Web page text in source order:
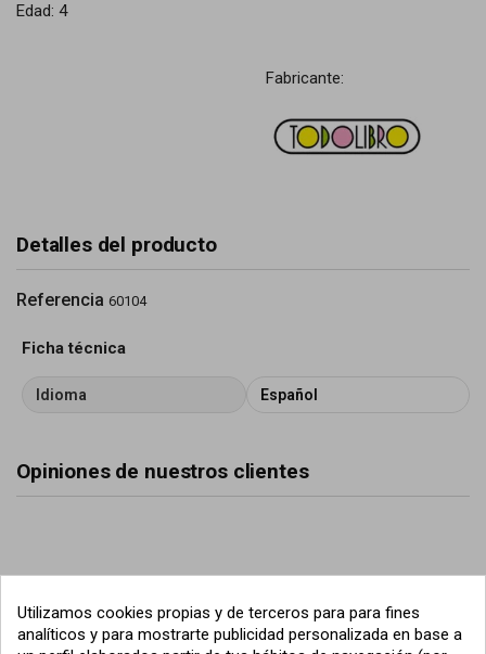
Edad: 4
Fabricante:
Detalles del producto
Referencia 60104
Ficha técnica
Idioma Español
Opiniones de nuestros clientes
Utilizamos cookies propias y de terceros para para fines
analíticos y para mostrarte publicidad personalizada en base a